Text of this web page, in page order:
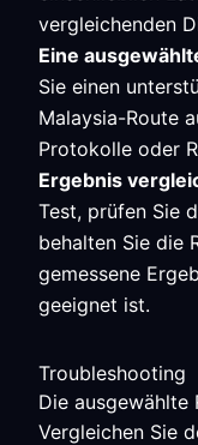
vergleichenden
Eine
Sie einen
Malaysia-Route
Protokolle oder
Ergebnis
Test, prüfen Sie
behalten Sie die
gemessene
geeignet ist.
Troubleshooting
Die ausgewählte
Vergleichen Sie